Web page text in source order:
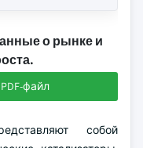
о рынке и
файл
собой